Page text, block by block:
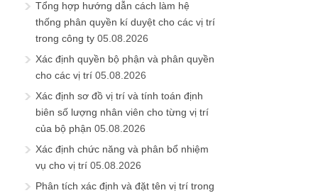
Tổng hợp hướng dẫn cách làm hệ
thống phân quyền kí duyệt cho các vị trí
trong công ty 05.08.2026
Xác định quyền bộ phận và phân quyền
cho các vị trí 05.08.2026
Xác định sơ đồ vị trí và tính toán định
biên số lượng nhân viên cho từng vị trí
của bộ phận 05.08.2026
Xác định chức năng và phân bổ nhiệm
vụ cho vị trí 05.08.2026
Phân tích xác định và đặt tên vị trí trong